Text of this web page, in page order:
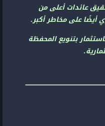
عائدات أعلى من
أيضًا على مخاطر أكبر.
بتنويع المحفظة